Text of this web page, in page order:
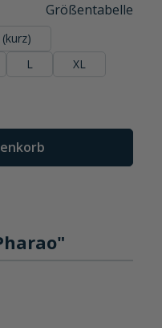
Größentabelle
(kurz)
L
XL
Wert ein